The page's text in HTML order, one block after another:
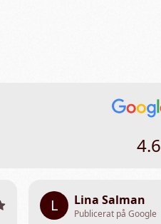
4.6
L Lina Salman
Publicerat på Google